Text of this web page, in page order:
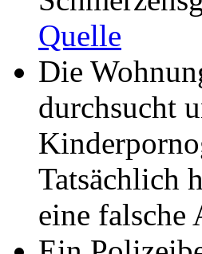
Quelle
Die
durchsucht
Tatsächlich
eine